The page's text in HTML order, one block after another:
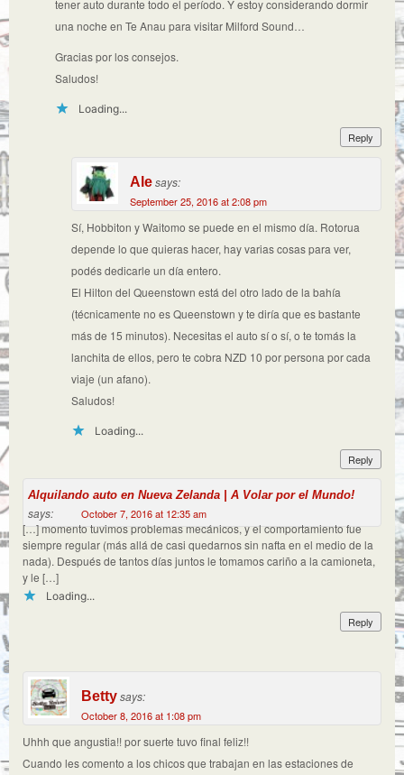
tener auto durante todo el período. Y estoy considerando dormir
una noche en Te Anau para visitar Milford Sound…
Gracias por los consejos.
Saludos!
Loading...
Reply
Alesays:
September 25, 2016 at 2:08 pm
Sí, Hobbiton y Waitomo se puede en el mismo día. Rotorua
depende lo que quieras hacer, hay varias cosas para ver,
podés dedicarle un día entero.
El Hilton del Queenstown está del otro lado de la bahía
(técnicamente no es Queenstown y te diría que es bastante
más de 15 minutos). Necesitas el auto sí o sí, o te tomás la
lanchita de ellos, pero te cobra NZD 10 por persona por cada
viaje (un afano).
Saludos!
Loading...
Reply
Alquilando auto en Nueva Zelanda | A Volar por el Mundo!
says: October 7, 2016 at 12:35 am
[…] momento tuvimos problemas mecánicos, y el comportamiento fue
siempre regular (más allá de casi quedarnos sin nafta en el medio de la
nada). Después de tantos días juntos le tomamos cariño a la camioneta,
y le […]
Loading...
Reply
Bettysays:
October 8, 2016 at 1:08 pm
Uhhh que angustia!! por suerte tuvo final feliz!!
Cuando les comento a los chicos que trabajan en las estaciones de